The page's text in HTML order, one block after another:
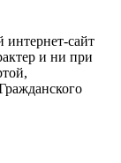
сайт
и ни при